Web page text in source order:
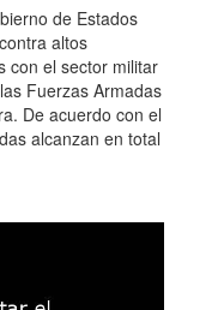
de Estados
altos
con el sector militar
Fuerzas Armadas
De acuerdo con el
alcanzan en total